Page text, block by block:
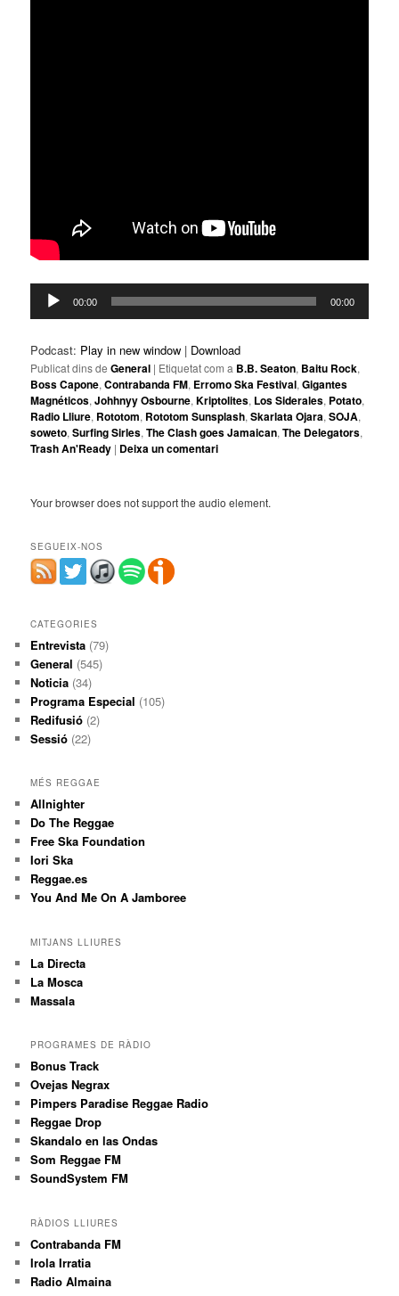
Reproductor
d'àudio
00:00 00:00
Podcast: Play in new window | Download
Publicat dins de General | Etiquetat com a B.B. Seaton, Baitu Rock,
Boss Capone,Contrabanda FM, Erromo Ska Festival,Gigantes
Magnéticos,Johhnyy Osbourne,Kriptolites, Los Siderales, Potato,
Radio Lliure, Rototom, Rototom Sunsplash,Skarlata Ojara,SOJA,
soweto,Surfing Sirles,The Clash goes Jamaican,The Delegators,
Trash An'Ready | Deixa un comentari
Your browser does not support the audio element.
SEGUEIX-NOS
CATEGORIES
Entrevista (79)
General (545)
Noticia (34)
Programa Especial (105)
Redifusió (2)
Sessió (22)
MÉS REGGAE
Allnighter
Do The Reggae
Free Ska Foundation
Iori Ska
Reggae.es
You And Me On A Jamboree
MITJANS LLIURES
La Directa
La Mosca
Massala
PROGRAMES DE RÀDIO
Bonus Track
Ovejas Negrax
Pimpers Paradise Reggae Radio
Reggae Drop
Skandalo en las Ondas
Som Reggae FM
SoundSystem FM
RÀDIOS LLIURES
Contrabanda FM
Irola Irratia
Radio Almaina